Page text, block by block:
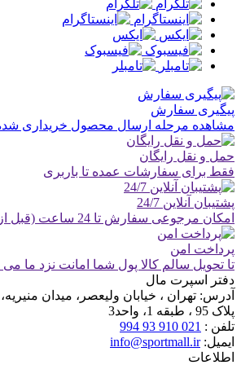
پیگیری سفارش
مشاهده مرحله ارسال محصول خریداری
حمل و نقل رایگان
فقط برای سفارشات عمده تا باربری
پشتیبان آنلاین 24/7
امکان مرجوعی سفارش تا 24 ساعت (قبل از ارسال)
پرداخت امن
تا تحویل سالم کالا پول شما امانت نزد ما می
دفتر اسپرت مال
آدرس: تهران ، خیابان ولیعصر، میدان
پلاک 95 ، طبقه 1، واحد3
تلفن : 021 910 93 994
ایمیل:info@sportmall.ir
اطلاعات